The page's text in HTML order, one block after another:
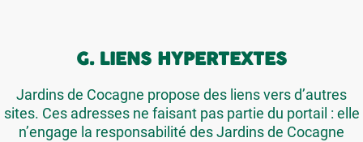
G. LIENS HYPERTEXTES
Jardins de Cocagne propose des liens vers d’autres
sites. Ces adresses ne faisant pas partie du portail : elle
n’engage la responsabilité des Jardins de Cocagne